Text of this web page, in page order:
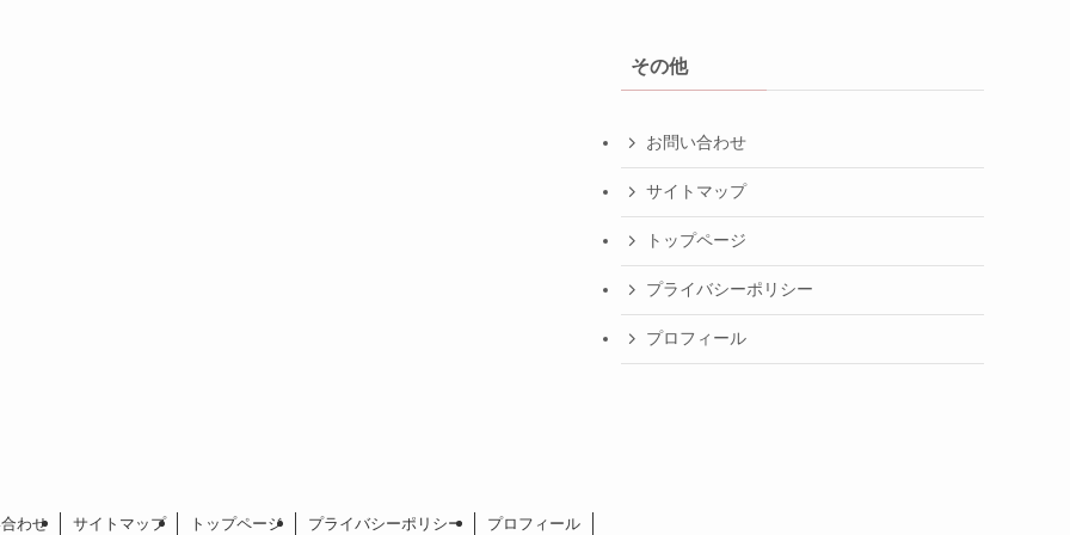
その他
お問い合わせ
サイトマップ
トップページ
プライバシーポリシー
プロフィール
わせ サイトマップ トップページ プライバシーポリシー プロフィール